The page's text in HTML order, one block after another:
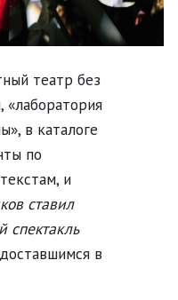
театр без
«лаборатория
в каталоге
по
и
ставил
спектакль
в